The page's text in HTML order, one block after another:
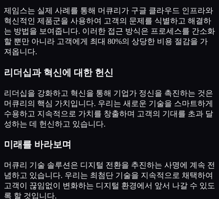
제임스는 실제 사례를 통해 머큐리가 구글 클라우드 인프라와
혁신적인 제품군을 사용하여 고객의 문제를 식별하고 해결하
는 방법을 보여줍니다. 이러한 접근 방식은 프로세스를 간소화
할 뿐만 아니라 고객에게 최대 80%의 상당한 비용 절감을 가
져옵니다.
리더십과 혁신에 대한 헌신
리더십을 강화하고 혁신을 통해 기업가 정신을 촉진하는 것은
머큐리의 핵심 가치입니다. 우리는 새로운 기술을 스마트하게
수용하고 지속적으로 가치를 창출하며 고객의 기대를 초과 달
성하는 데 헌신하고 있습니다.
미래를 바라보며
머큐리 기술 솔루션은 디지털 전환을 추진하는 사명에 계속 전
념하고 있습니다. 우리는 최첨단 기술을 지속적으로 채택하여
고객이 끊임없이 변화하는 디지털 환경에서 앞서 나갈 수 있도
록 할 것입니다.